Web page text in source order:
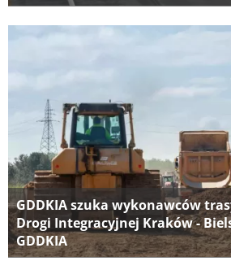
GDDKIA szuka wykonawców
Drogi Integracyjnej Kraków -
GDDKIA